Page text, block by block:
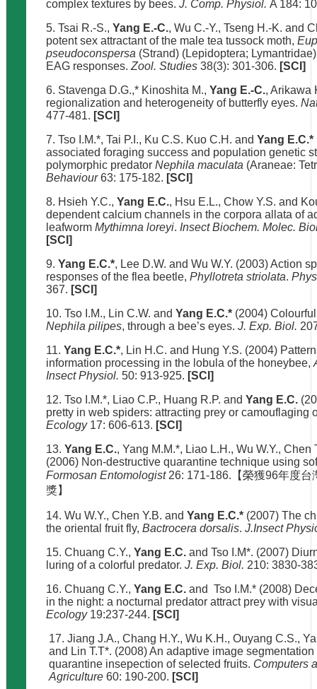
complex textures by bees.J. Comp. Physiol.A 184:
5. Tsai R.-S.,Yang E.-C., Wu C.-Y., Tseng H.-K. and
potent sex attractant of the male tea tussock moth,
pseudoconspersa (Strand) (Lepidoptera;
EAG responses.Zool. Studies38(3): 301-306. [SCI]
6. Stavenga D.G.,* Kinoshita M.,Yang E.-C., Arikawa
regionalization and heterogeneity of butterfly eyes.
477-481. [SCI]
7. Tso I.M.*, Tai P.I., Ku C.S. Kuo C.H. andYang E.C.*
associated foraging success and population genetic
polymorphic predatorNephila maculata (Araneae:
Behaviour63: 175-182. [SCI]
8. Hsieh Y.C.,Yang E.C., Hsu E.L., Chow Y.S. and
dependent calcium channels in the corpora allata of
leafwormMythimna loreyi. Insect Biochem. Molec.
[SCI]
9.Yang E.C.*, Lee D.W. and Wu W.Y. (2003) Action
responses of the flea beetle,Phyllotreta striolata.
367. [SCI]
10. Tso I.M., Lin C.W. andYang E.C.* (2004)
Nephila pilipes, through a bee’s eyes.J. Exp. Biol.
11.Yang E.C.*, Lin H.C. and Hung Y.S. (2004)
information processing in the lobula of the honeybee,
Insect Physiol. 50: 913-925. [SCI]
12. Tso I.M.*, Liao C.P., Huang R.P. andYang E.C.
pretty in web spiders: attracting prey or camouflaging
Ecology17: 606-613. [SCI]
13. Yang E.C., Yang M.M.*, Liao L.H., Wu W.Y., Chen
(2006) Non-destructive quarantine technique using
Formosan Entomologist 26: 171-186.【榮獲96年度台
獎】
14. Wu W.Y., Chen Y.B. andYang E.C.* (2007) The
the oriental fruit fly,Bactrocera dorsalis. J.Insect
15. Chuang C.Y.,Yang E.C. and Tso I.M*. (2007)
luring of a colorful predator. J. Exp. Biol. 210: 3830-
16. Chuang C.Y.,Yang E.C. and Tso I.M.* (2008)
in the night: a nocturnal predator attract prey with
Ecology19:237-244. [SCI]
17. Jiang J.A., Chang H.Y., Wu K.H., Ouyang C.S.,
and Lin T.T*. (2008) An adaptive image
quarantine insepection of selected fruits. Computers
Agriculture 60: 190-200. [SCI]